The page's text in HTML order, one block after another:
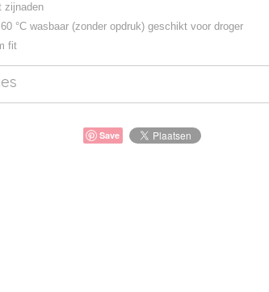
zijnaden
°C wasbaar (zonder opdruk) geschikt voor droger
fit
Save